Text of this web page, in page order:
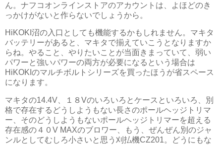
ん。ナフコオンラインストアのアカウントは、よほどのき
っかけがないと作らないでしょうから。
HiKOKI沼の入口としても機能するかもしれません。マキタ
バッテリーがあると、マキタで揃えていこうとなりますか
らね。やること、やりたいことが当面きまっていて、弱い
パワーと強いパワーの両方が必要になるという場合は
HiKOKIのマルチボルトシリーズを買ったほうが省スペース
になります。
マキタの14.4V、１８Vのいろいろとケースといろいろ、別
格で存在するどうしようもない長さのポールヘッジトリマ
ー、そのどうしようもないポールヘッジトリマーを超える
存在感の４０V MAXのブロワー、もう、ぜんぜん別のジャ
ンルとしてむしろ小さいと思う刈払機CZ201。どうにもな